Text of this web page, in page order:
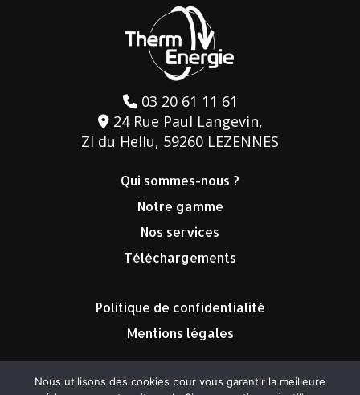
03 20 61 11 61
24 Rue Paul Langevin,
ZI du Hellu, 59260 LEZENNES
Qui sommes-nous ?
Notre gamme
Nos services
Téléchargements
Politique de confidentialité
Mentions légales
Nous utilisons des cookies pour vous garantir la meilleure